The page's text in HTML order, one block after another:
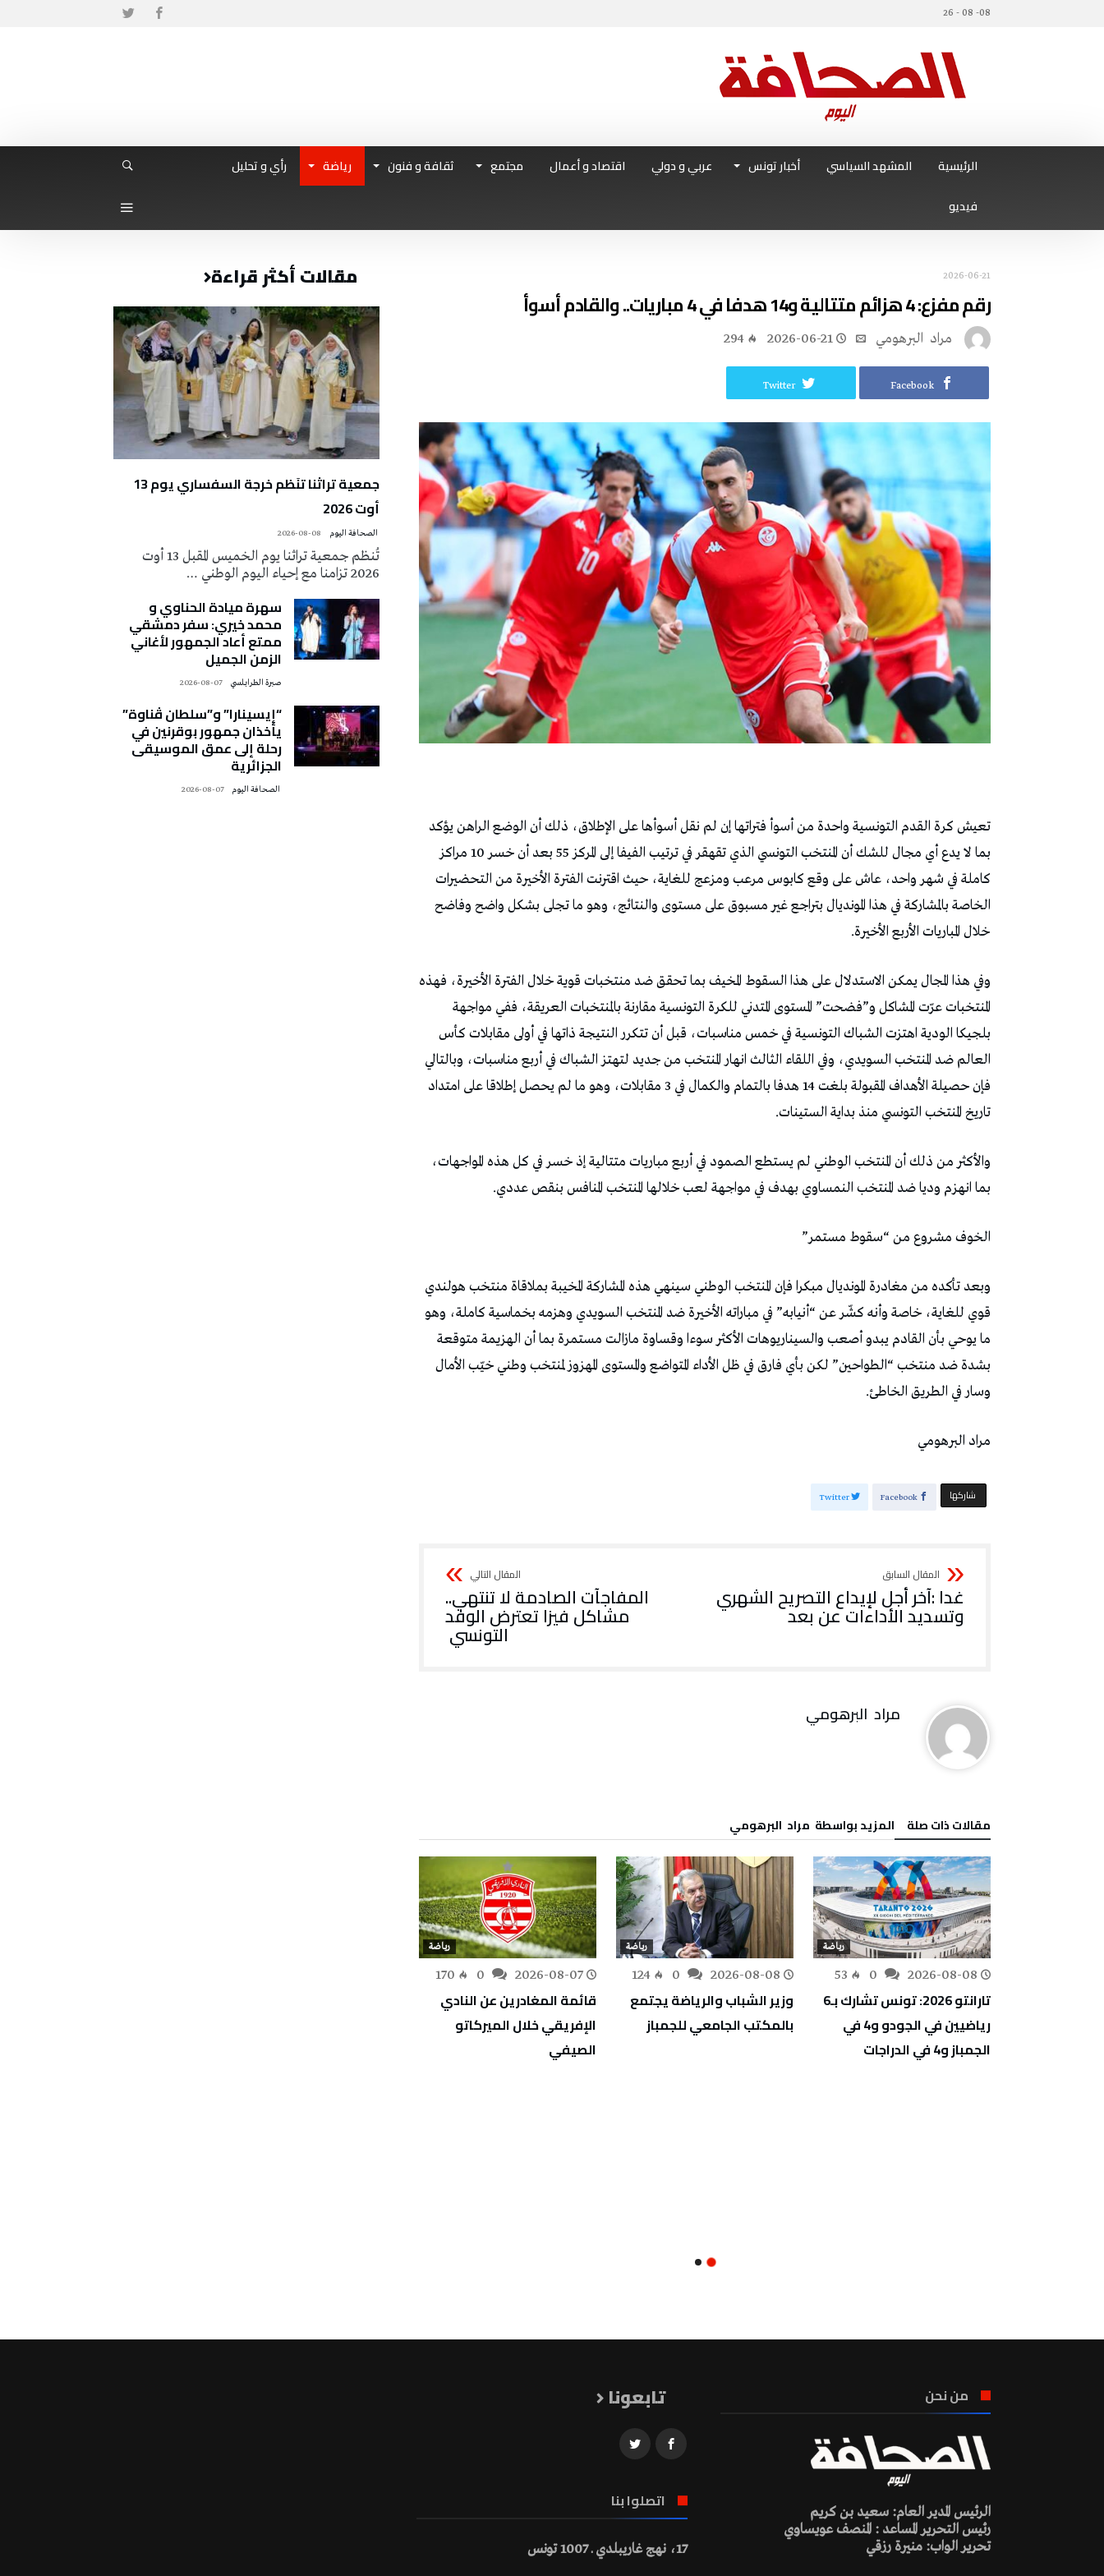
08- 08 - 26
الرئيسية المشهد السياسي أخبار تونس عربي و دولي اقتصاد و أعمال مجتمع ثقافة و فنون رياضة
رأي و تحليل
فيديو
2026-06-21
رقم مفزع: 4 هزائم متتالية و14 هدفا في 4 مباريات.. والقادم أسوأ
مراد‭ ‬ البرهومي 2026-06-21
294
Facebook
Twitter
تعيش كرة القدم التونسية واحدة من أسوأ فتراتها إن لم نقل أسوأها على الإطلاق، ذلك أن الوضع الراهن يؤكد
بما لا يدع أي مجال للشك أن المنتخب التونسي الذي تقهقر في ترتيب الفيفا إلى المركز 55 بعد أن خسر 10 مراكز
كاملة في شهر واحد، عاش على وقع كابوس مرعب ومزعج للغاية، حيث اقترنت الفترة الأخيرة من التحضيرات
الخاصة بالمشاركة في هذا المونديال بتراجع غير مسبوق على مستوى والنتائج، وهو ما تجلى بشكل واضح وفاضح
خلال المباريات الأربع الأخيرة.
وفي هذا المجال يمكن الاستدلال على هذا السقوط المخيف بما تحقق ضد منتخبات قوية خلال الفترة الأخيرة، فهذه
المنتخبات عرّت المشاكل و”فضحت” المستوى المتدني للكرة التونسية مقارنة بالمنتخبات العريقة، ففي مواجهة
بلجيكا الودية اهتزت الشباك التونسية في خمس مناسبات، قبل أن تتكرر النتيجة ذاتها في أولى مقابلات كأس
العالم ضد المنتخب السويدي، وفي اللقاء الثالث انهار المنتخب من جديد لتهتز الشباك في أربع مناسبات، وبالتالي
فإن حصيلة الأهداف المقبولة بلغت 14 هدفا بالتمام والكمال في 3 مقابلات، وهو ما لم يحصل إطلاقا على امتداد
تاريخ المنتخب التونسي منذ بداية الستينات.
والأكثر من ذلك أن المنتخب الوطني لم يستطع الصمود في أربع مباريات متتالية إذ خسر في كل هذه المواجهات،
بما انهزم وديا ضد المنتخب النمساوي بهدف في مواجهة لعب خلالها المنتخب المنافس بنقص عددي.
الخوف مشروع من “سقوط مستمر”
وبعد تأكده من مغادرة المونديال مبكرا فإن المنتخب الوطني سينهي هذه المشاركة المخيبة بملاقاة منتخب هولندي
قوي للغاية، خاصة وأنه كشّر عن “أنيابه” في مباراته الأخيرة ضد المنتخب السويدي وهزمه بخماسية كاملة، وهو
ما يوحي بأن القادم يبدو أصعب والسيناريوهات الأكثر سوءا وقساوة مازالت مستمرة بما أن الهزيمة متوقعة
بشدة ضد منتخب “الطواحين” لكن بأي فارق في ظل الأداء المتواضع والمستوى المهزوز لمنتخب وطني خيّب الأمال
وسار في الطريق الخاطئ.
مراد البرهومي
‫‫ شاركها‬ Facebook
Twitter
غدا :آخر أجل لإيداع التصريح الشهري
وتسديد الأداءات عن بعد
المفاجآت الصادمة لا تنتهي..
مشاكل فيزا تعترض الوفد
التونسي
مراد‭ ‬ البرهومي
‫مقالات ذات صلة‬ ‫‫المزيد بواسطة‬ ‬ مراد‭ ‬ البرهومي
رياضة
2026-08-08
53
تارانتو 2026: تونس تشارك بـ6
رياضيين في الجودو و4 في
الجمباز و4 في الدراجات
رياضة
2026-08-08
124
وزير الشباب والرياضة يجتمع
بالمكتب الجامعي للجمباز
رياضة
2026-08-07
170
قائمة المغادرين عن النادي
الإفريقي خلال الميركاتو
الصيفي
مقالات أكثر قراءة
جمعية تراثنا تنَظم خرجة السفساري يوم 13
أوت 2026
2026-08-08
تُنظم جمعية تراثنا يوم الخميس المقبل 13 أوت
2026 تزامنا مع إحياء اليوم الوطني …
سهرة ميادة الحناوي و
محمد خيري: سفر دمشقي
ممتع أعاد الجمهور لأغاني
الزمن الجميل
صبرة الطرابلسي 2026-08-07
“إيسينارا” و”سلطان ڤناوة”
يأخذان جمهور بوقرنين في
رحلة إلى عمق الموسيقى
الجزائرية
2026-08-07
من نحن
الرئيس المدير العام: سعيد بن كريم
رئيس التحرير المساعد : المنصف عويساوي
تحرير الواب: منيرة رزقي
تابعونا
اتصلوا بنا
17، نهج غاريبلدي ـ 1007 تونس